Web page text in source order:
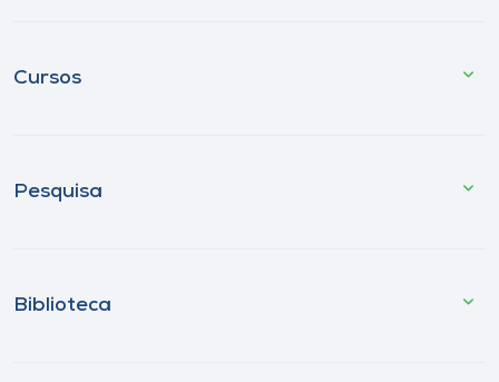
Cursos
Pesquisa
Biblioteca